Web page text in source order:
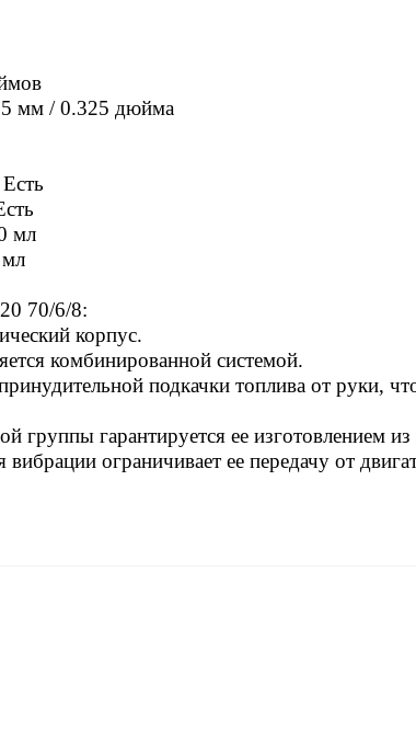
мм / 0.325 дюйма
мл
70/6/8:
корпус.
комбинированной системой.
подкачки топлива от руки,
группы гарантируется ее изготовлением
ограничивает ее передачу от